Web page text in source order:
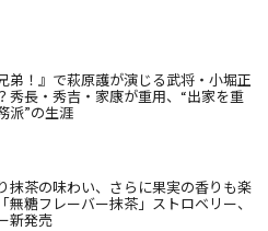
弟！』で萩原護が演じる武将・小堀正
秀長・秀吉・家康が重用、“出家を重
派”の生涯
抹茶の味わい、さらに果実の香りも楽
無糖フレーバー抹茶」ストロベリー、
新発売